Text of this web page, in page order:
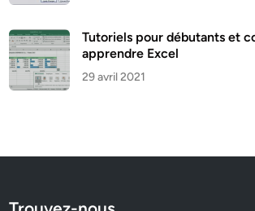
Tutoriels pour débutants et
apprendre Excel
29 avril 2021